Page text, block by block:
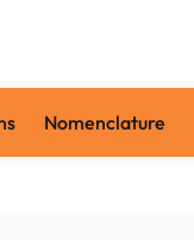
Nomenclature